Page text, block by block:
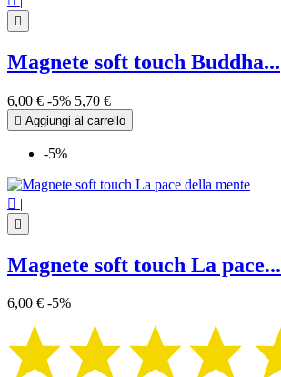

Magnete soft touch Buddha...
6,00 € -5% 5,70 €
 Aggiungi al carrello
-5%
 |

Magnete soft touch La pace...
6,00 € -5%